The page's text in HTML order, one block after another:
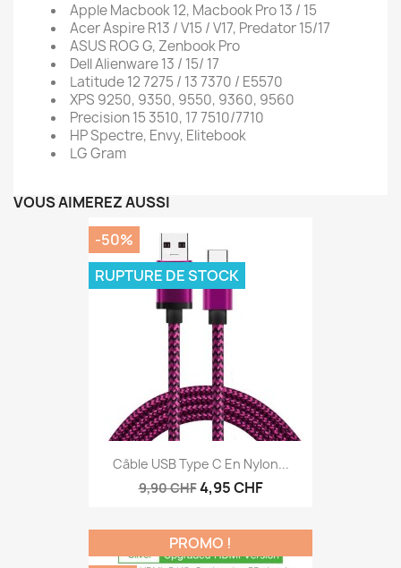
Apple Macbook 12, Macbook Pro 13 / 15
Acer Aspire R13 / V15 / V17, Predator 15/17
ASUS ROG G, Zenbook Pro
Dell Alienware 13 / 15/ 17
Latitude 12 7275 / 13 7370 / E5570
XPS 9250, 9350, 9550, 9360, 9560
Precision 15 3510, 17 7510/7710
HP Spectre, Envy, Elitebook
LG Gram
VOUS AIMEREZ AUSSI
Câble USB Type C En Nylon...
9,90 CHF4,95 CHF
-50%
RUPTURE DE STOCK
PROMO !